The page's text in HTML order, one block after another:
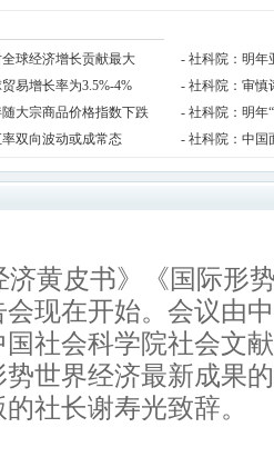
球经济增长贡献最大 - 社科院：明年
易增长率为3.5%-4% - 社科院：审慎
大宗商品价格指数下跌 - 社科院：明年
双向波动或成常态 - 社科院：中国
济黄皮书》《国际形
现在开始。会议由
社会科学院社会文
世界经济最新成果
社长谢寿光致辞。